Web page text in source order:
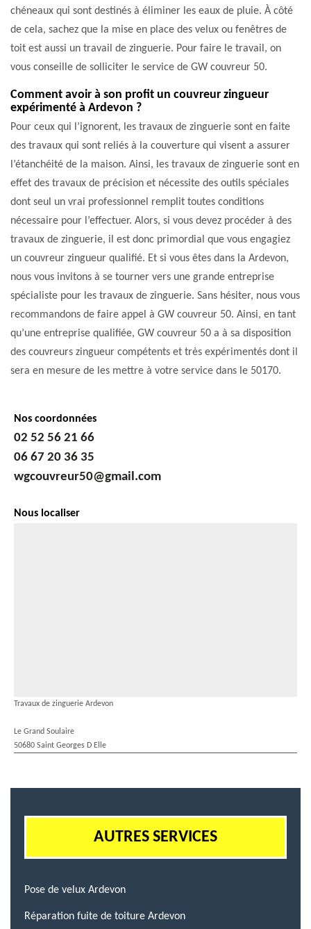
chéneaux qui sont destinés à éliminer les eaux de pluie. À côté
de cela, sachez que la mise en place des velux ou fenêtres de
toit est aussi un travail de zinguerie. Pour faire le travail, on
vous conseille de solliciter le service de GW couvreur 50.
Comment avoir à son profit un couvreur zingueur
expérimenté à Ardevon ?
Pour ceux qui l’ignorent, les travaux de zinguerie sont en faite
des travaux qui sont reliés à la couverture qui visent a assurer
l’étanchéité de la maison. Ainsi, les travaux de zinguerie sont en
effet des travaux de précision et nécessite des outils spéciales
dont seul un vrai professionnel remplit toutes conditions
nécessaire pour l’effectuer. Alors, si vous devez procéder à des
travaux de zinguerie, il est donc primordial que vous engagiez
un couvreur zingueur qualifié. Et si vous êtes dans la Ardevon,
nous vous invitons à se tourner vers une grande entreprise
spécialiste pour les travaux de zinguerie. Sans hésiter, nous vous
recommandons de faire appel à GW couvreur 50. Ainsi, en tant
qu’une entreprise qualifiée, GW couvreur 50 a à sa disposition
des couvreurs zingueur compétents et très expérimentés dont il
sera en mesure de les mettre à votre service dans le 50170.
Nos coordonnées
02 52 56 21 66
06 67 20 36 35
wgcouvreur50@gmail.com
Nous localiser
Travaux de zinguerie Ardevon
Le Grand Soulaire
50680 Saint Georges D Elle
AUTRES SERVICES
Pose de velux Ardevon
Réparation fuite de toiture Ardevon